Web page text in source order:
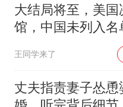
奋
大结局将至，美国
馆，中国未列入名
王同学来了
丈夫指责妻子怂恿